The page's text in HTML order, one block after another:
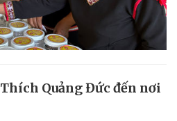
Quảng Đức đến nơi